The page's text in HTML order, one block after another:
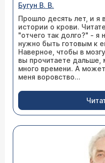
Бугун В. В.
Прошло десять лет, и я
истории о крови.
"отчего так долго?" - я
нужно быть готовым к
Наверное, чтобы в
вы прочитаете дальше,
много времени. А
меня воровство...